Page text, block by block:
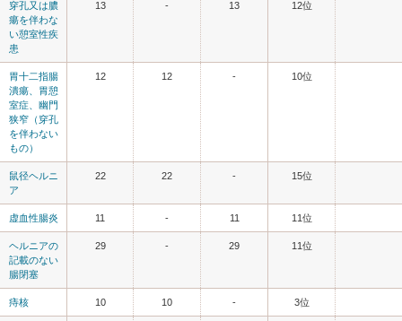
穿孔又は膿
瘍を伴わな
い憩室性疾
患
13 - 13 12位
胃十二指腸
潰瘍、胃憩
室症、幽門
狭窄（穿孔
を伴わない
もの）
12 12 - 10位
鼠径ヘルニ
ア
22 22 - 15位
虚血性腸炎 11 - 11 11位
ヘルニアの
記載のない
腸閉塞
29 - 29 11位
痔核 10 10 - 3位